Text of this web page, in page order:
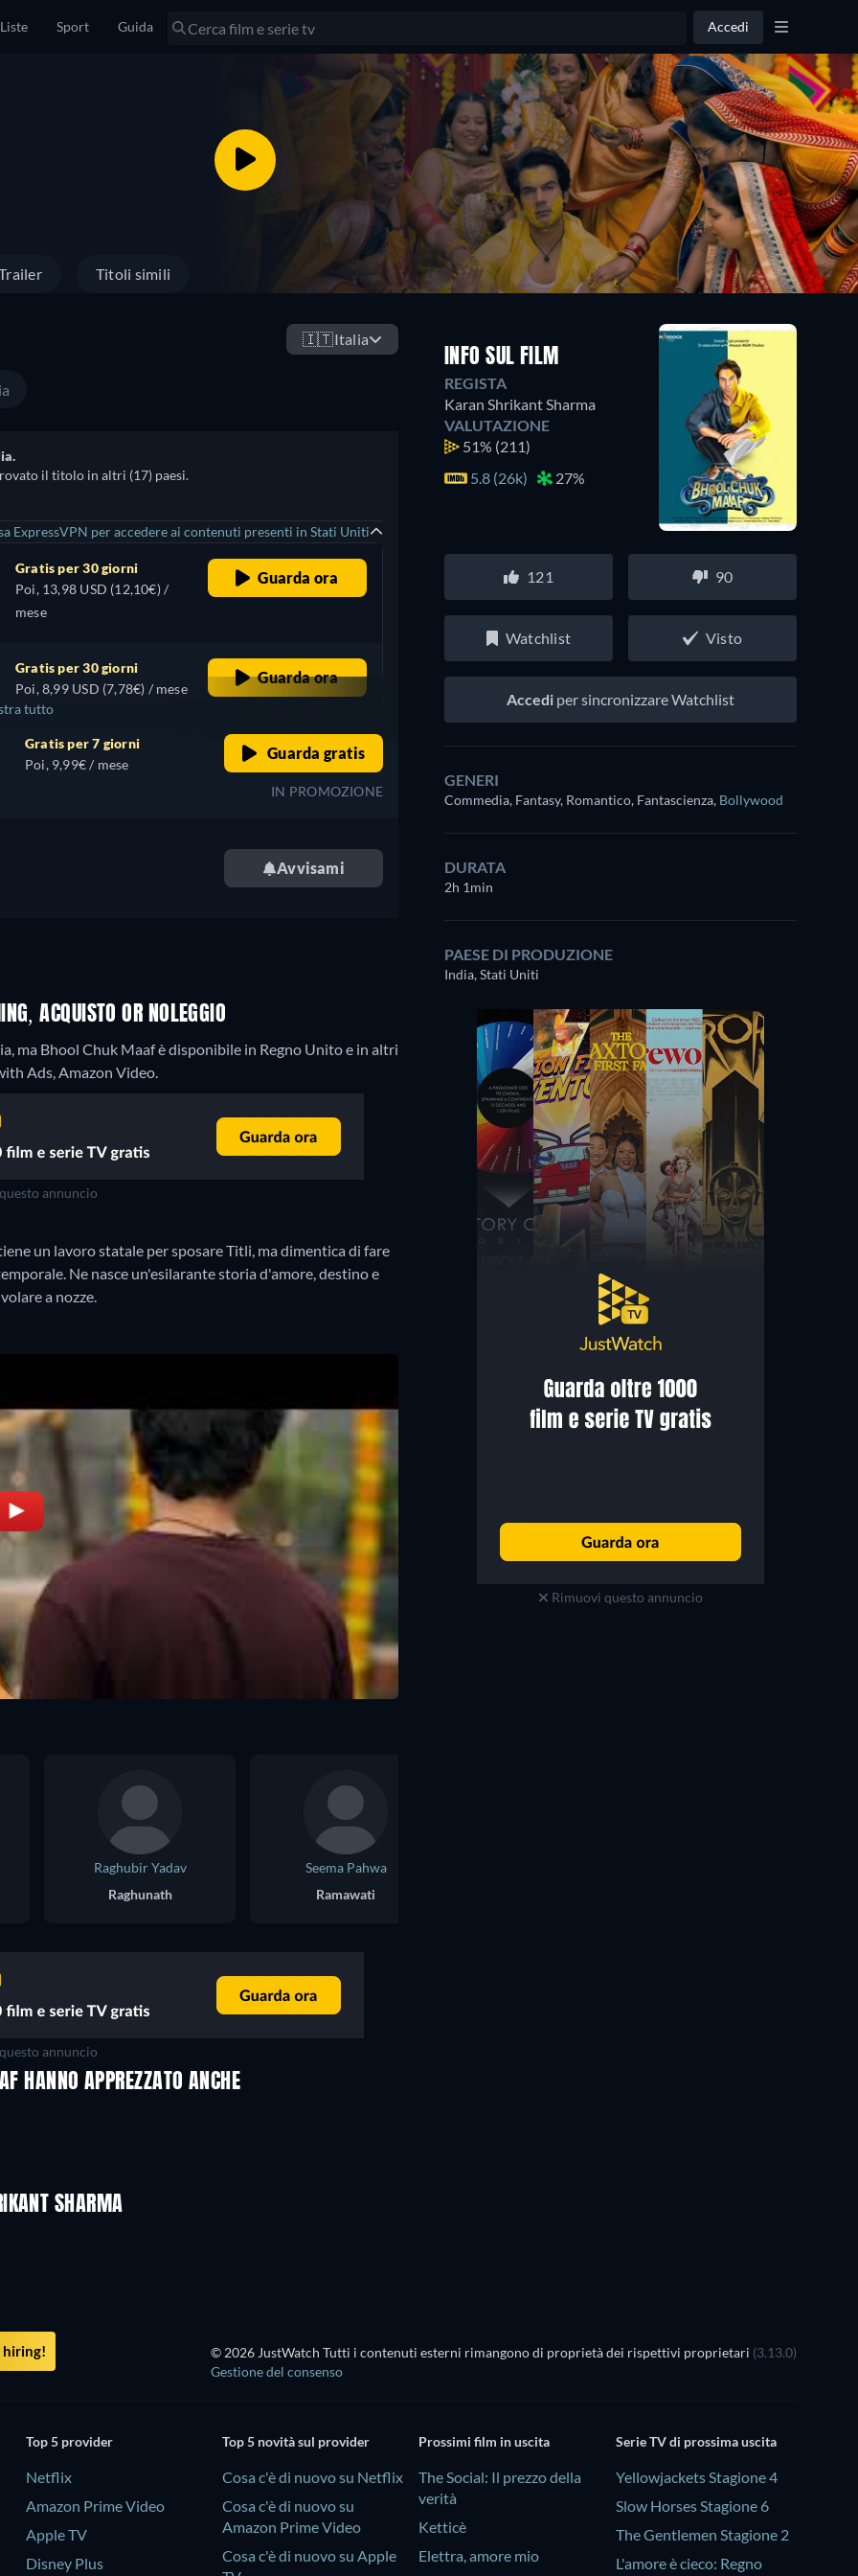
Liste Sport Guida Accedi
Titoli simili
🇮🇹Italia
il titolo in altri (17) paesi.
ExpressVPN per accedere ai contenuti presenti in Stati Uniti
Gratis per 30 giorni
Poi, 13,98 USD (12,10€) /
mese
Guarda ora
Gratis per 30 giorni
Poi, 8,99 USD (7,78€) / mese
Guarda ora
tutto
Gratis per 7 giorni
Poi, 9,99€ / mese
Guarda gratis
IN PROMOZIONE
Avvisami
ACQUISTO OR NOLEGGIO
ma Bhool Chuk Maaf è disponibile in Regno Unito e in altri
Ads, Amazon Video.
annuncio
un lavoro statale per sposare Titli, ma dimentica di fare
Ne nasce un'esilarante storia d'amore, destino e
INFO SUL FILM
REGISTA
Karan Shrikant Sharma
VALUTAZIONE
51% (211)
5.8 (26k)
27%
121 90
Watchlist Visto
Accedi per sincronizzare Watchlist
GENERI
Commedia, Fantasy, Romantico, Fantascienza, Bollywood
DURATA
2h 1min
PAESE DI PRODUZIONE
India, Stati Uniti
Rimuovi questo annuncio
Raghubir Yadav
Raghunath
Seema Pahwa
Ramawati
annuncio
HANNO APPREZZATO ANCHE
SHARMA
hiring! © 2026 JustWatch Tutti i contenuti esterni rimangono di proprietà dei rispettivi proprietari (3.13.0)
Gestione del consenso
Top 5 provider
Netflix
Amazon Prime Video
Apple TV
Disney Plus
Top 5 novità sul provider
Cosa c'è di nuovo su Netflix
Cosa c'è di nuovo su
Amazon Prime Video
Cosa c'è di nuovo su Apple
Prossimi film in uscita
The Social: Il prezzo della
verità
Ketticè
Elettra, amore mio
Serie TV di prossima uscita
Yellowjackets Stagione 4
Slow Horses Stagione 6
The Gentlemen Stagione 2
L'amore è cieco: Regno